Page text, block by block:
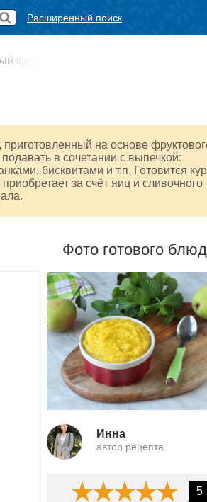
Расширенный поиск
курд
на основе
в сочетании с выпечкой:
бисквитами и т.п. Готовится
за счёт яиц и сливочного
Фото готового
Инна
автор рецепта
5